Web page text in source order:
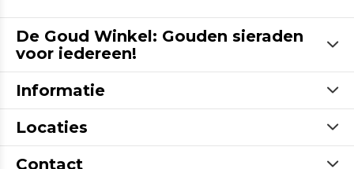
De Goud Winkel: Gouden sieraden
voor iedereen!
Informatie
Locaties
Contact